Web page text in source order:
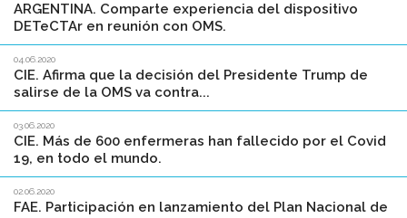
ARGENTINA. Comparte experiencia del dispositivo
DETeCTAr en reunión con OMS.
04.06.2020
CIE. Afirma que la decisión del Presidente Trump de
salirse de la OMS va contra...
03.06.2020
CIE. Más de 600 enfermeras han fallecido por el Covid
19, en todo el mundo.
02.06.2020
FAE. Participación en lanzamiento del Plan Nacional de